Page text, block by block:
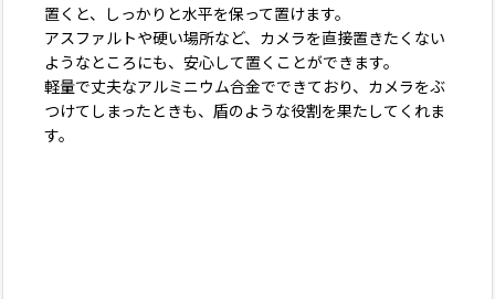
置くと、しっかりと水平を保って置けます。
アスファルトや硬い場所など、カメラを直接置きたくない
ようなところにも、安心して置くことができます。
軽量で丈夫なアルミニウム合金でできており、カメラをぶ
つけてしまったときも、盾のような役割を果たしてくれま
す。